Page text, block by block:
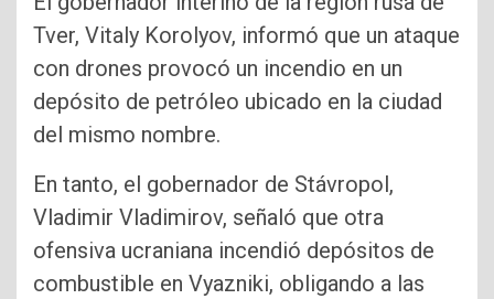
Tver, Vitaly Korolyov, informó que un ataque
con drones provocó un incendio en un
depósito de petróleo ubicado en la ciudad
del mismo nombre.
En tanto, el gobernador de Stávropol,
Vladimir Vladimirov, señaló que otra
ofensiva ucraniana incendió depósitos de
combustible en Vyazniki, obligando a las